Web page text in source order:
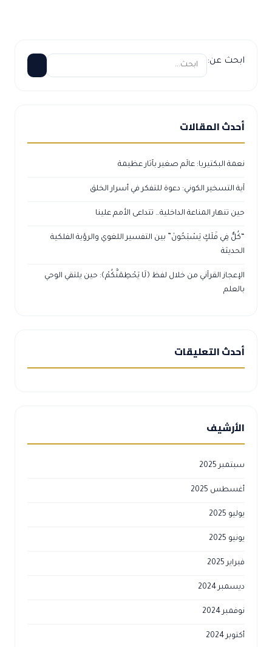
ابحث عن:
أحدث المقالات
نعمة البكتيريا: عالَم صغير بآثار عظيمة
آية التسخير الكوني: دعوة للتفكر في أسرار الخلق
حين تنهار المناعة الداخلية… تتداعى الأمم علينا
“كُلٌّ فِي فَلَكٍ يَسْبَحُونَ” بين التفسير اللغوي والرؤية الفلكية
الحديثة
الإعجاز القرآني من خلال لفظ ﴿لَا يَحْطِمَنَّكُمْ﴾: حين يلتقي الوحي
بالعلم
أحدث التعليقات
الأرشيف
سبتمبر 2025
أغسطس 2025
يوليو 2025
يونيو 2025
فبراير 2025
ديسمبر 2024
نوفمبر 2024
أكتوبر 2024